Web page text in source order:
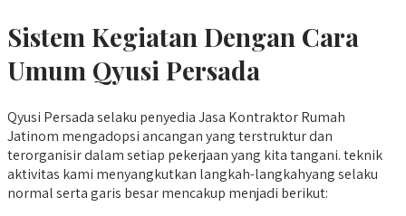
Sistem Kegiatan Dengan Cara
Umum Qyusi Persada
Qyusi Persada selaku penyedia Jasa Kontraktor Rumah
Jatinom mengadopsi ancangan yang terstruktur dan
terorganisir dalam setiap pekerjaan yang kita tangani. teknik
aktivitas kami menyangkutkan langkah-langkahyang selaku
normal serta garis besar mencakup menjadi berikut: